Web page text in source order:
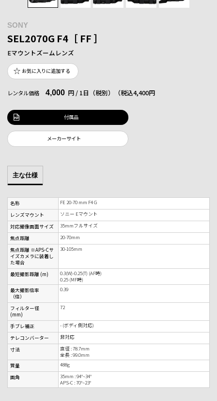
SONY
SEL2070G F4［ FF ］
Eマウントズームレンズ
お気に入りに追加する
レンタル価格 4,000 円 / 1日（税別） （税込4,400円
付属品
メーカーサイト
主な仕様
名称
FE 20-70 mm F4 G
レンズマウント
ソニー Eマウント
対応撮像画面サイズ
35mmフルサイズ
焦点距離
20-70mm
焦点距離 ※APS-Cサ
イズカメラに装着し
た場合
30-105mm
最短撮影距離 (m)
0.3(W)-0.25(T) (AF時)
0.25 (MF時)
最大撮影倍率
（倍）
0.39
フィルター径
(mm)
72
手ブレ補正
- (ボディ側対応)
テレコンバーター
非対応
寸法
直径 : 78.7mm
全長 : 99.0mm
質量
488g
画角
35mm : 94°~34°
APS-C : 70°~23°